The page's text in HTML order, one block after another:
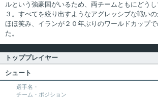
ルという強豪国がいるため、両チームともにどう
３。すべてを絞り出すようなアグレッシブな戦い
ほほ笑み、イランが２０年ぶりのワールドカップ
た。
トッププレイヤー
シュート
選手名・
チーム・ポジション